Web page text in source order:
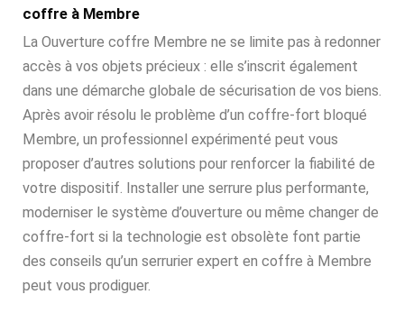
coffre à Membre
La Ouverture coffre Membre ne se limite pas à redonner
accès à vos objets précieux : elle s’inscrit également
dans une démarche globale de sécurisation de vos biens.
Après avoir résolu le problème d’un coffre-fort bloqué
Membre, un professionnel expérimenté peut vous
proposer d’autres solutions pour renforcer la fiabilité de
votre dispositif. Installer une serrure plus performante,
moderniser le système d’ouverture ou même changer de
coffre-fort si la technologie est obsolète font partie
des conseils qu’un serrurier expert en coffre à Membre
peut vous prodiguer.